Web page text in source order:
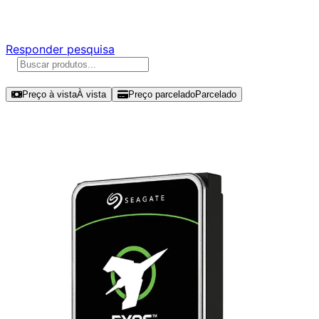
Responder pesquisa
Preço à vistaÀ vista Preço parceladoParcelado